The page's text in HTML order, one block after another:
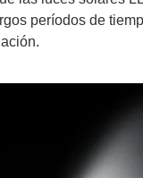
períodos de